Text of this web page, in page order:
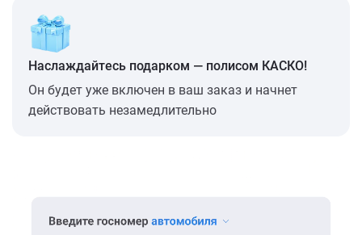
Наслаждайтесь подарком — полисом КАСКО!
Он будет уже включен в ваш заказ и начнет
действовать незамедлительно